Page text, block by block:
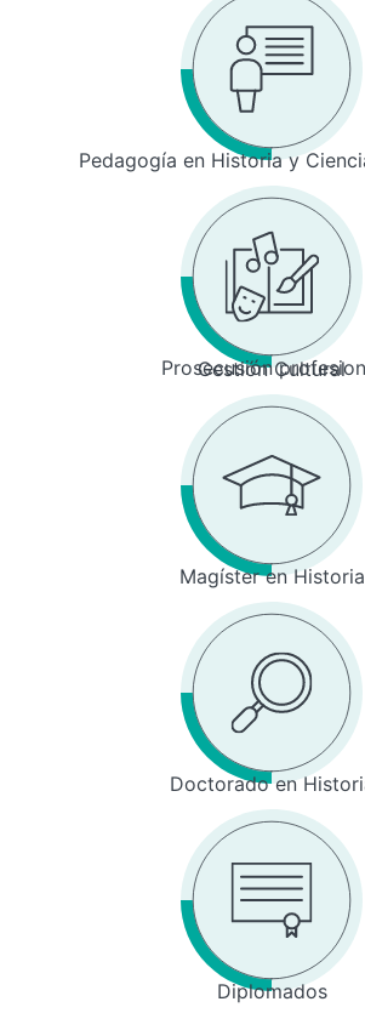
Pedagogía en Historia y
Prosecusión
Gestión Cultural
Magíster en Historia
Doctorado en
Diplomados